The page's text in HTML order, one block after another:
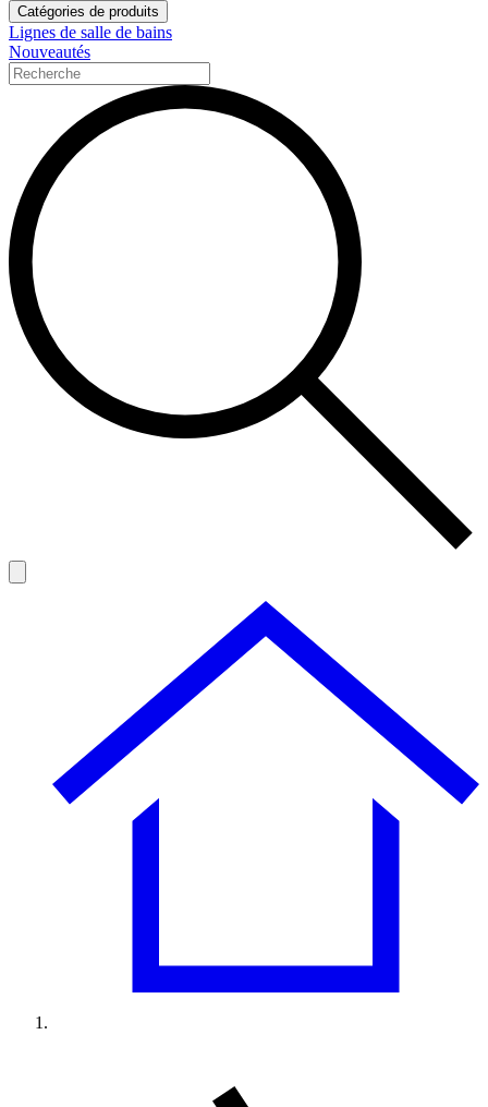
Catégories de produits
Lignes de salle de bains
Nouveautés